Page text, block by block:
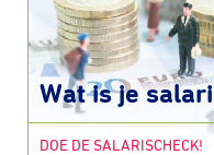
Wat is je
DOE DE SALARISCHECK!